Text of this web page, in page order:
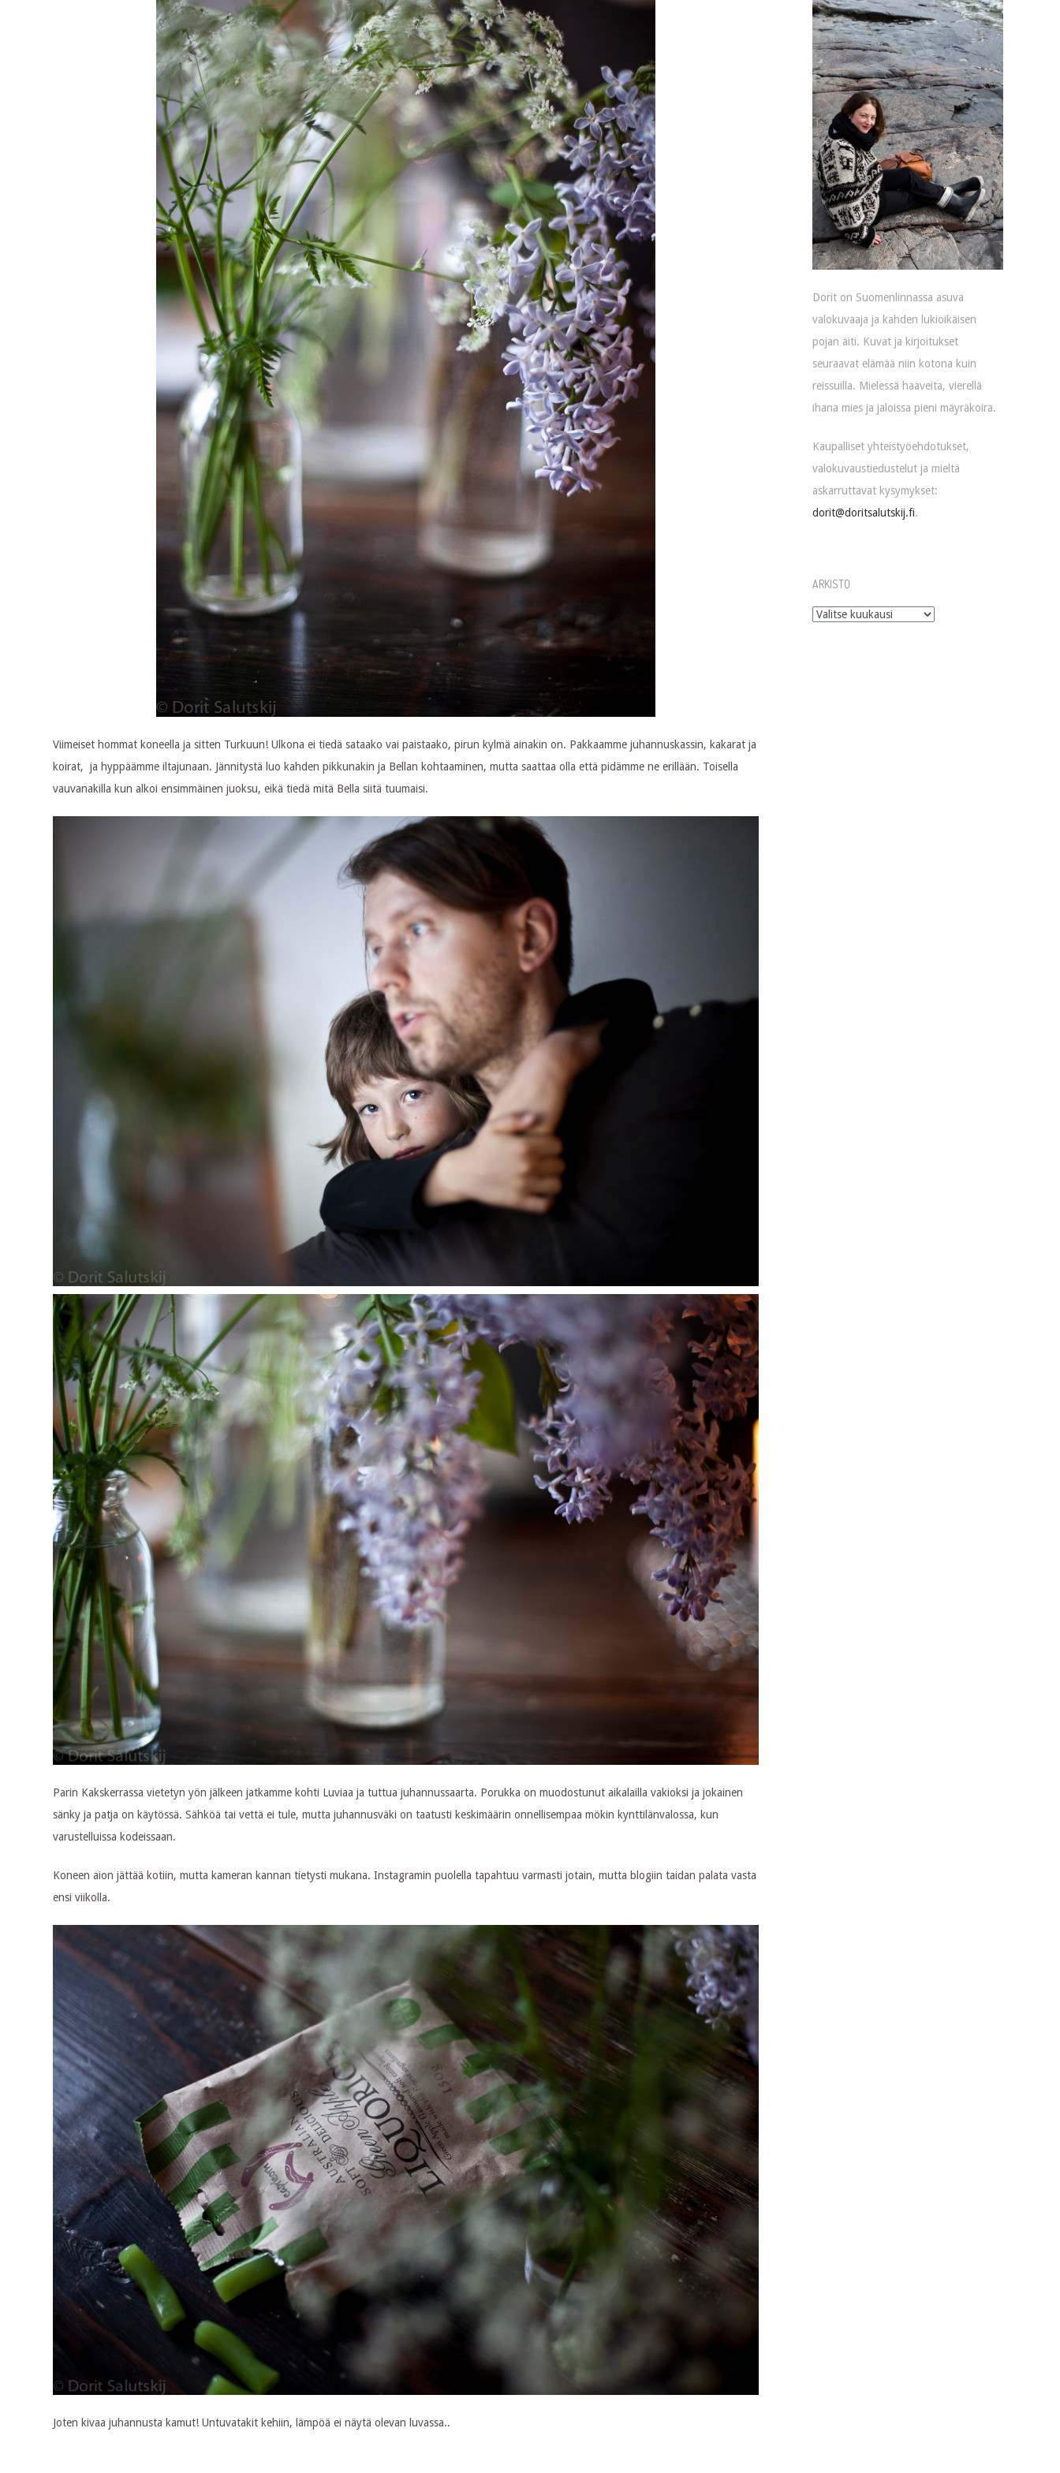
Viimeiset hommat koneella ja sitten Turkuun! Ulkona ei tiedä sataako vai paistaako, pirun kylmä ainakin on. Pakkaamme juhannuskassin, kakarat ja
koirat, ja hyppäämme iltajunaan. Jännitystä luo kahden pikkunakin ja Bellan kohtaaminen, mutta saattaa olla että pidämme ne erillään. Toisella
vauvanakilla kun alkoi ensimmäinen juoksu, eikä tiedä mitä Bella siitä tuumaisi.
Parin Kakskerrassa vietetyn yön jälkeen jatkamme kohti Luviaa ja tuttua juhannussaarta. Porukka on muodostunut aikalailla vakioksi ja jokainen
sänky ja patja on käytössä. Sähköä tai vettä ei tule, mutta juhannusväki on taatusti keskimäärin onnellisempaa mökin kynttilänvalossa, kun
varustelluissa kodeissaan.
Koneen aion jättää kotiin, mutta kameran kannan tietysti mukana. Instagramin puolella tapahtuu varmasti jotain, mutta blogiin taidan palata vasta
ensi viikolla.
Joten kivaa juhannusta kamut! Untuvatakit kehiin, lämpöä ei näytä olevan luvassa..
Dorit on Suomenlinnassa asuva
valokuvaaja ja kahden lukioikäisen
pojan äiti. Kuvat ja kirjoitukset
seuraavat elämää niin kotona kuin
reissuilla. Mielessä haaveita, vierellä
ihana mies ja jaloissa pieni mäyräkoira.
Kaupalliset yhteistyöehdotukset,
valokuvaustiedustelut ja mieltä
askarruttavat kysymykset:
dorit@doritsalutskij.fi.
ARKISTO
Arkisto